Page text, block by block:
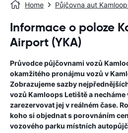
Home Půjčovna aut
Informace o poloze
Airport (YKA)
Průvodce půjčovnami vozů
okamžitého pronájmu vozů v
Zobrazujeme sazby
vozů Kamloops Letištěa necháme
zarezervovat jej v reálném čase.
koho si objednat s porovnáním
vozového parku místních